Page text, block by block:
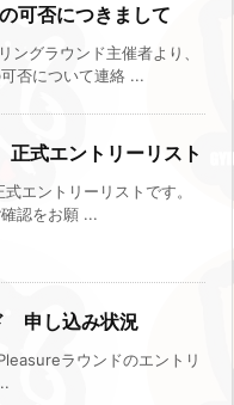
可否につきまして
ングラウンド主催者より、
否について連絡 ...
式エントリーリスト
エントリーリストです。
認をお願 ...
申し込み状況
ラウンドのエントリ